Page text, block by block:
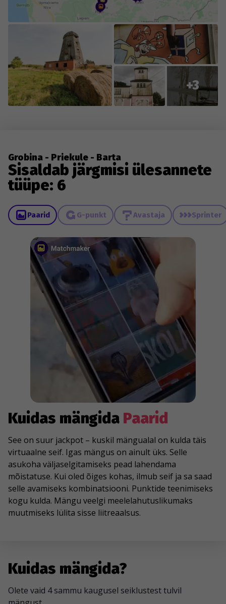
+3
Grobina - Priekule - Barta
Sisaldab järgmisi ülesannete
tüüpe: 6
Paarid G-punkt Avastaja Sprinter
Kuidas mängida Paarid
See on suur jackpot – kuskil mängualal on kulda täis
virtuaalne seif. Igas mängus on ainult üks. Selle
asukoha väljaselgitamiseks pead lahendama
mõistatuse. Kui oled õiges kohas, ilmub seif ja sa saad
selle avamiseks kombinatsiooni. Punktide teenimiseks
kogu kulda. Mängu veelgi meelelahutuslikumaks
muutmiseks lülita sisse liitreaalsus.
Kuidas mängida?
Olete vaid 4 sammu kaugusel seiklustest tulvil